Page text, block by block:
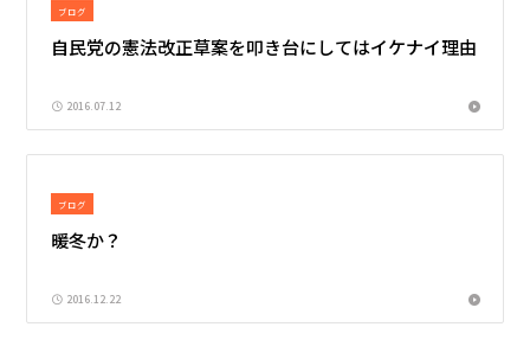
ブログ
自民党の憲法改正草案を叩き台にしてはイケナイ理由
2016.07.12
ブログ
暖冬か？
2016.12.22